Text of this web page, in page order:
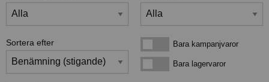
Sortera efter Bara kampanjvarorBara kampanjvaror
Bara lagervarorBara lagervaror